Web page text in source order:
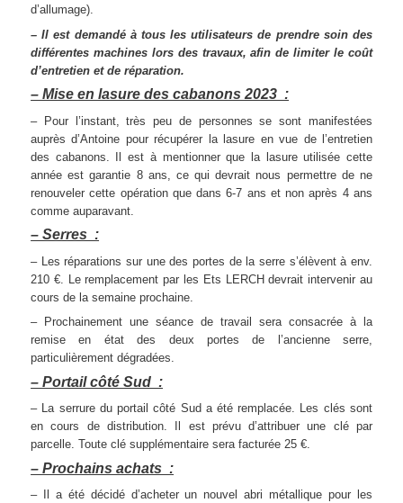
d’allumage).
– Il est demandé à tous les utilisateurs de prendre soin des
différentes machines lors des travaux, afin de limiter le coût
d’entretien et de réparation.
– Mise en lasure des cabanons 2023 :
– Pour l’instant, très peu de personnes se sont manifestées
auprès d’Antoine pour récupérer la lasure en vue de l’entretien
des cabanons. Il est à mentionner que la lasure utilisée cette
année est garantie 8 ans, ce qui devrait nous permettre de ne
renouveler cette opération que dans 6-7 ans et non après 4 ans
comme auparavant.
– Serres :
– Les réparations sur une des portes de la serre s’élèvent à env.
210 €. Le remplacement par les Ets LERCH devrait intervenir au
cours de la semaine prochaine.
– Prochainement une séance de travail sera consacrée à la
remise en état des deux portes de l’ancienne serre,
particulièrement dégradées.
– Portail côté Sud :
– La serrure du portail côté Sud a été remplacée. Les clés sont
en cours de distribution. Il est prévu d’attribuer une clé par
parcelle. Toute clé supplémentaire sera facturée 25 €.
– Prochains achats :
– Il a été décidé d’acheter un nouvel abri métallique pour les